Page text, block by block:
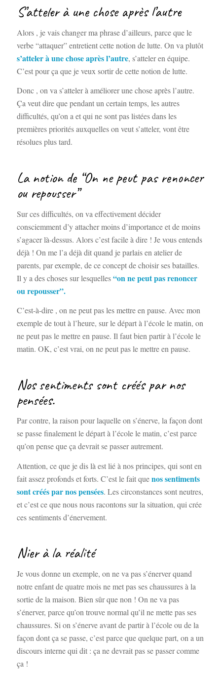
S’atteler à une chose après l’autre
Alors , je vais changer ma phrase d’ailleurs, parce que le
verbe “attaquer” entretient cette notion de lutte. On va plutôt
s’atteler à une chose après l’autre, s’atteler en équipe.
C’est pour ça que je veux sortir de cette notion de lutte.
Donc , on va s’atteler à améliorer une chose après l’autre.
Ça veut dire que pendant un certain temps, les autres
difficultés, qu’on a et qui ne sont pas listées dans les
premières priorités auxquelles on veut s’atteler, vont être
résolues plus tard.
La notion de “On ne peut pas renoncer
ou repousser”
Sur ces difficultés, on va effectivement décider
consciemment d’y attacher moins d’importance et de moins
s’agacer là-dessus. Alors c’est facile à dire ! Je vous entends
déjà ! On me l’a déjà dit quand je parlais en atelier de
parents, par exemple, de ce concept de choisir ses batailles.
Il y a des choses sur lesquelles“on ne peut pas renoncer
ou repousser”.
C’est-à-dire , on ne peut pas les mettre en pause. Avec mon
exemple de tout à l’heure, sur le départ à l’école le matin, on
ne peut pas le mettre en pause. Il faut bien partir à l’école le
matin. OK, c’est vrai, on ne peut pas le mettre en pause.
Nos sentiments sont créés par nos
pensées.
Par contre, la raison pour laquelle on s’énerve, la façon dont
se passe finalement le départ à l’école le matin, c’est parce
qu’on pense que ça devrait se passer autrement.
Attention, ce que je dis là est lié à nos principes, qui sont en
fait assez profonds et forts. C’est le fait quenos sentiments
sont créés par nos pensées. Les circonstances sont neutres,
et c’est ce que nous nous racontons sur la situation, qui crée
ces sentiments d’énervement.
Nier à la réalité
Je vous donne un exemple, on ne va pas s’énerver quand
notre enfant de quatre mois ne met pas ses chaussures à la
sortie de la maison. Bien sûr que non ! On ne va pas
s’énerver, parce qu’on trouve normal qu’il ne mette pas ses
chaussures. Si on s’énerve avant de partir à l’école ou de la
façon dont ça se passe, c’est parce que quelque part, on a un
discours interne qui dit : ça ne devrait pas se passer comme
ça !